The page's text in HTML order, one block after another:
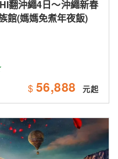
航空~探索美西10日遊
（入內參觀）、羚羊
$125,900